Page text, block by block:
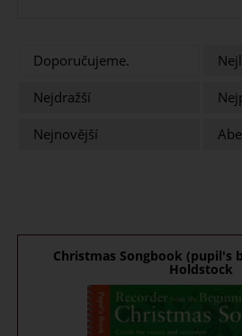
Doporučujeme.
Nejdražší
Nejnovější
Christmas Songbook (pupil's
Holdstock